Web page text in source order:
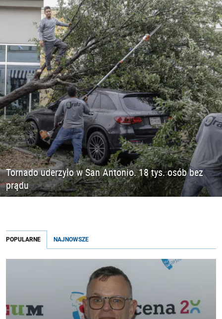
Tornado uderzyło w San Antonio. 18 tys. osób bez
prądu
POPULARNE NAJNOWSZE